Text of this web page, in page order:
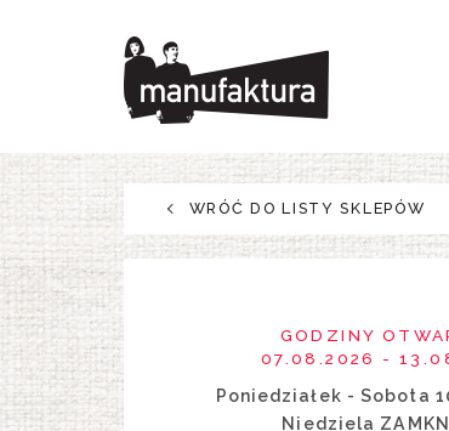
WYDARZENIA
ZAKUPY
PROMOCJE
ROZRYWKA
RESTAURACJE
PLAN
WRÓĆ DO LISTY SKLEPÓW
GODZINY
07.08.2026 -
Poniedziałek - Sobota
Niedziela